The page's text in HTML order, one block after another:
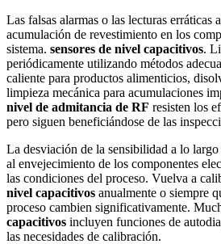
Las falsas alarmas o las lecturas erráticas
acumulación de revestimiento en los
sistema. sensores de nivel capacitivos.
periódicamente utilizando métodos
caliente para productos alimenticios,
limpieza mecánica para acumulaciones
nivel de admitancia de RF resisten los
pero siguen beneficiándose de las
La desviación de la sensibilidad a lo
al envejecimiento de los componentes
las condiciones del proceso. Vuelva a
nivel capacitivos anualmente o siempre
proceso cambien significativamente.
capacitivos incluyen funciones de
las necesidades de calibración.